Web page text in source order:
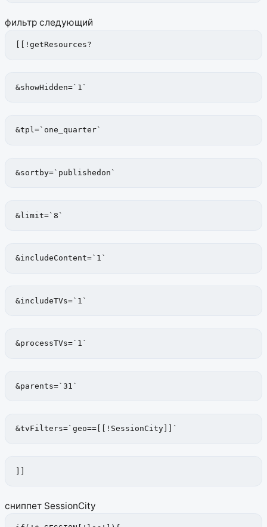
фильтр следующий
[[!getResources?
&showHidden=`1`
&tpl=`one_quarter`
&sortby=`publishedon`
&limit=`8`
&includeContent=`1`
&includeTVs=`1`
&processTVs=`1`
&parents=`31`
&tvFilters=`geo==[[!SessionCity]]`
сниппет SessionCity